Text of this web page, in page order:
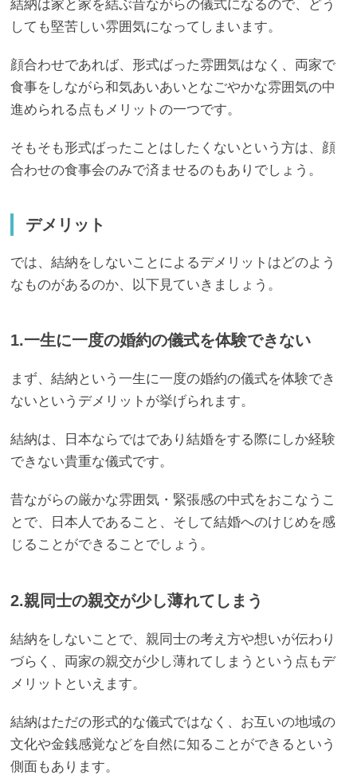
結納は家と家を結ぶ昔ながらの儀式になるので、どう
しても堅苦しい雰囲気になってしまいます。
顔合わせであれば、形式ばった雰囲気はなく、両家で
食事をしながら和気あいあいとなごやかな雰囲気の中
進められる点もメリットの一つです。
そもそも形式ばったことはしたくないという方は、顔
合わせの食事会のみで済ませるのもありでしょう。
デメリット
では、結納をしないことによるデメリットはどのよう
なものがあるのか、以下見ていきましょう。
1.一生に一度の婚約の儀式を体験できない
まず、結納という一生に一度の婚約の儀式を体験でき
ないというデメリットが挙げられます。
結納は、日本ならではであり結婚をする際にしか経験
できない貴重な儀式です。
昔ながらの厳かな雰囲気・緊張感の中式をおこなうこ
とで、日本人であること、そして結婚へのけじめを感
じることができることでしょう。
2.親同士の親交が少し薄れてしまう
結納をしないことで、親同士の考え方や想いが伝わり
づらく、両家の親交が少し薄れてしまうという点もデ
メリットといえます。
結納はただの形式的な儀式ではなく、お互いの地域の
文化や金銭感覚などを自然に知ることができるという
側面もあります。